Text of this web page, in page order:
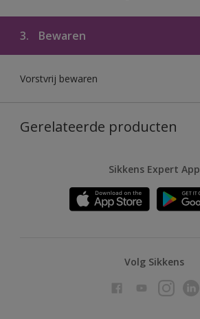
3. Bewaren
Vorstvrij bewaren
Gerelateerde producten
Sikkens Expert App
Volg Sikkens